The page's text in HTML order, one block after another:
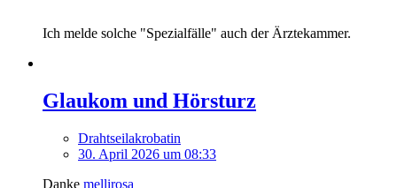
Ich melde solche "Spezialfälle" auch der Ärztekammer.
Glaukom und Hörsturz
Drahtseilakrobatin
30. April 2026 um 08:33
Danke mellirosa